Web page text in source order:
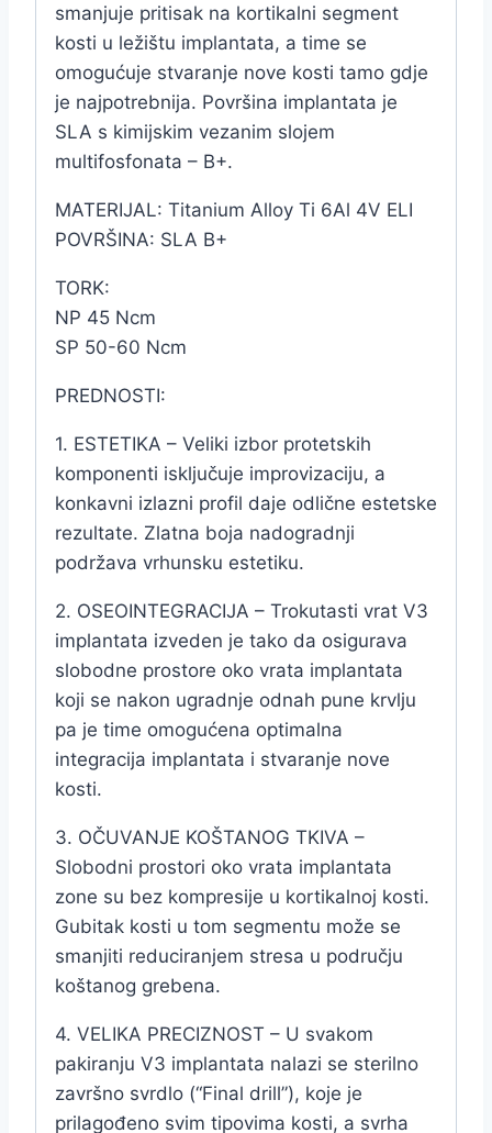
smanjuje pritisak na kortikalni segment
kosti u ležištu implantata, a time se
omogućuje stvaranje nove kosti tamo gdje
je najpotrebnija. Površina implantata je
SLA s kimijskim vezanim slojem
multifosfonata – B+.
MATERIJAL: Titanium Alloy Ti 6Al 4V ELI
POVRŠINA: SLA B+
TORK:
NP 45 Ncm
SP 50-60 Ncm
PREDNOSTI:
1. ESTETIKA – Veliki izbor protetskih
komponenti isključuje improvizaciju, a
konkavni izlazni profil daje odlične estetske
rezultate. Zlatna boja nadogradnji
podržava vrhunsku estetiku.
2. OSEOINTEGRACIJA – Trokutasti vrat V3
implantata izveden je tako da osigurava
slobodne prostore oko vrata implantata
koji se nakon ugradnje odnah pune krvlju
pa je time omogućena optimalna
integracija implantata i stvaranje nove
kosti.
3. OČUVANJE KOŠTANOG TKIVA –
Slobodni prostori oko vrata implantata
zone su bez kompresije u kortikalnoj kosti.
Gubitak kosti u tom segmentu može se
smanjiti reduciranjem stresa u području
koštanog grebena.
4. VELIKA PRECIZNOST – U svakom
pakiranju V3 implantata nalazi se sterilno
završno svrdlo (“Final drill”), koje je
prilagođeno svim tipovima kosti, a svrha